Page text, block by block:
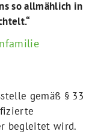
so allmählich in
gemäß § 33
begleitet wird.